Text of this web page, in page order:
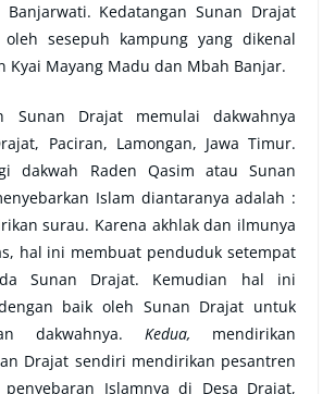
Banjarwati. Kedatangan Sunan Drajat
sesepuh kampung yang dikenal
Kyai Mayang Madu dan Mbah Banjar.
Sunan Drajat memulai dakwahnya
Paciran, Lamongan, Jawa Timur.
dakwah Raden Qasim atau Sunan
Islam diantaranya adalah :
surau. Karena akhlak dan ilmunya
hal ini membuat penduduk setempat
Sunan Drajat. Kemudian hal ini
baik oleh Sunan Drajat untuk
dakwahnya. Kedua, mendirikan
Drajat sendiri mendirikan pesantren
Islamnya di Desa Drajat,